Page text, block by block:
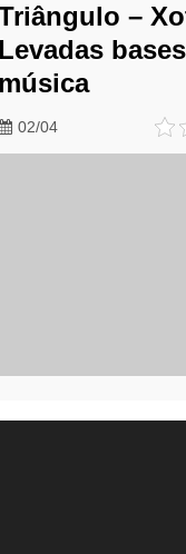
–
Levadas
música
02/04